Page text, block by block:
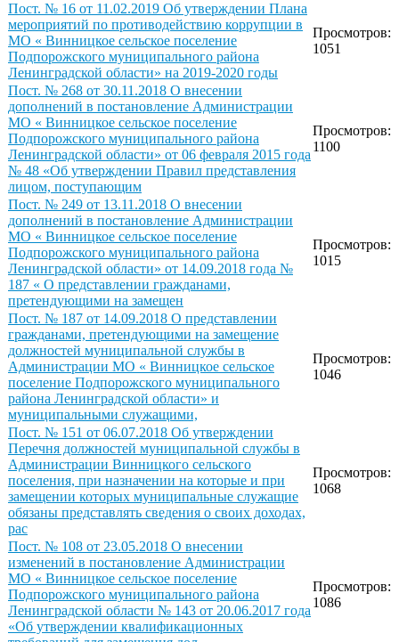
Пост. № 16 от 11.02.2019 Об утверждении Плана
мероприятий по противодействию коррупции в
МО « Винницкое сельское поселение
Подпорожского муниципального района
Ленинградской области» на 2019-2020 годы
Просмотров:
1051
Пост. № 268 от 30.11.2018 О внесении
дополнений в постановление Администрации
МО « Винницкое сельское поселение
Подпорожского муниципального района
Ленинградской области» от 06 февраля 2015 года
№ 48 «Об утверждении Правил представления
лицом, поступающим
Просмотров:
1100
Пост. № 249 от 13.11.2018 О внесении
дополнений в постановление Администрации
МО « Винницкое сельское поселение
Подпорожского муниципального района
Ленинградской области» от 14.09.2018 года №
187 « О представлении гражданами,
претендующими на замещен
Просмотров:
1015
Пост. № 187 от 14.09.2018 О представлении
гражданами, претендующими на замещение
должностей муниципальной службы в
Администрации МО « Винницкое сельское
поселение Подпорожского муниципального
района Ленинградской области» и
муниципальными служащими,
Просмотров:
1046
Пост. № 151 от 06.07.2018 Об утверждении
Перечня должностей муниципальной службы в
Администрации Винницкого сельского
поселения, при назначении на которые и при
замещении которых муниципальные служащие
обязаны представлять сведения о своих доходах,
рас
Просмотров:
1068
Пост. № 108 от 23.05.2018 О внесении
изменений в постановление Администрации
МО « Винницкое сельское поселение
Подпорожского муниципального района
Ленинградской области № 143 от 20.06.2017 года
«Об утверждении квалификационных
Просмотров:
1086